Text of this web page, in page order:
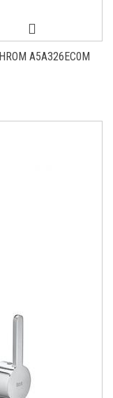
A5A326EC0M